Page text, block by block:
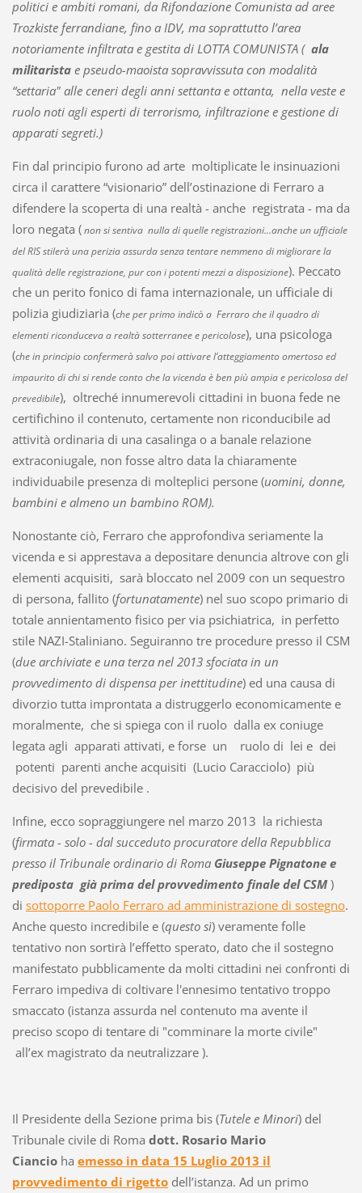
politici e ambiti romani, da Rifondazione Comunista ad aree
Trozkiste ferrandiane, fino a IDV, ma soprattutto l’area
notoriamente infiltrata e gestita di LOTTA COMUNISTA ( ala
militarista e pseudo-maoista sopravvissuta con modalità
“settaria" alle ceneri degli anni settanta e ottanta, nella veste e
ruolo noti agli esperti di terrorismo, infiltrazione e gestione di
apparati segreti.)
Fin dal principio furono ad arte moltiplicate le insinuazioni
circa il carattere “visionario” dell’ostinazione di Ferraro a
difendere la scoperta di una realtà - anche registrata - ma da
loro negata (non si sentiva nulla di quelle registrazioni...anche un ufficiale
del RIS stilerà una perizia assurda senza tentare nemmeno di migliorare la
qualità delle registrazione, pur con i potenti mezzi a disposizione). Peccato
che un perito fonico di fama internazionale, un ufficiale di
polizia giudiziaria (che per primo indicò a Ferraro che il quadro di
elementi riconduceva a realtà sotterranee e pericolose), una psicologa
(che in principio confermerà salvo poi attivare l’atteggiamento omertoso ed
impaurito di chi si rende conto che la vicenda è ben più ampia e pericolosa del
prevedibile), oltreché innumerevoli cittadini in buona fede ne
certifichino il contenuto, certamente non riconducibile ad
attività ordinaria di una casalinga o a banale relazione
extraconiugale, non fosse altro data la chiaramente
individuabile presenza di molteplici persone (uomini, donne,
bambini e almeno un bambino ROM).
Nonostante ciò, Ferraro che approfondiva seriamente la
vicenda e si apprestava a depositare denuncia altrove con gli
elementi acquisiti, sarà bloccato nel 2009 con un sequestro
di persona, fallito (fortunatamente) nel suo scopo primario di
totale annientamento fisico per via psichiatrica, in perfetto
stile NAZI-Staliniano. Seguiranno tre procedure presso il CSM
(due archiviate e una terza nel 2013 sfociata in un
provvedimento di dispensa per inettitudine) ed una causa di
divorzio tutta improntata a distruggerlo economicamente e
moralmente, che si spiega con il ruolo dalla ex coniuge
legata agli apparati attivati, e forse un ruolo di lei e dei
potenti parenti anche acquisiti (Lucio Caracciolo) più
decisivo del prevedibile .
Infine, ecco sopraggiungere nel marzo 2013 la richiesta
(firmata - solo - dal succeduto procuratore della Repubblica
presso il Tribunale ordinario di Roma Giuseppe Pignatone e
prediposta già prima del provvedimento finale del CSM)
di sottoporre Paolo Ferraro ad amministrazione di sostegno.
Anche questo incredibile e (questo sì) veramente folle
tentativo non sortirà l’effetto sperato, dato che il sostegno
manifestato pubblicamente da molti cittadini nei confronti di
Ferraro impediva di coltivare l'ennesimo tentativo troppo
smaccato (istanza assurda nel contenuto ma avente il
preciso scopo di tentare di "comminare la morte civile"
all’ex magistrato da neutralizzare ).
Il Presidente della Sezione prima bis (Tutele e Minori) del
Tribunale civile di Roma dott. Rosario Mario
Ciancioha emesso in data 15 Luglio 2013 il
provvedimento di rigettodell’istanza. Ad un primo